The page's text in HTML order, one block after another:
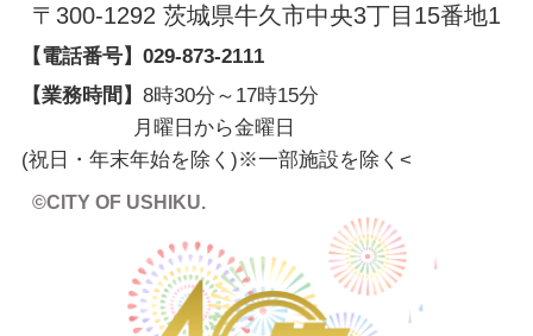
〒300-1292 茨城県牛久市中央3丁目15番地1
【電話番号】 029-873-2111
【業務時間】 8時30分～17時15分
月曜日から金曜日
(祝日・年末年始を除く)※一部施設を除く <
©CITY OF USHIKU.